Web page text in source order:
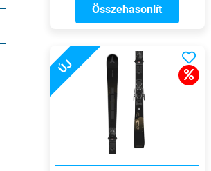
Összehasonlít
ÚJ